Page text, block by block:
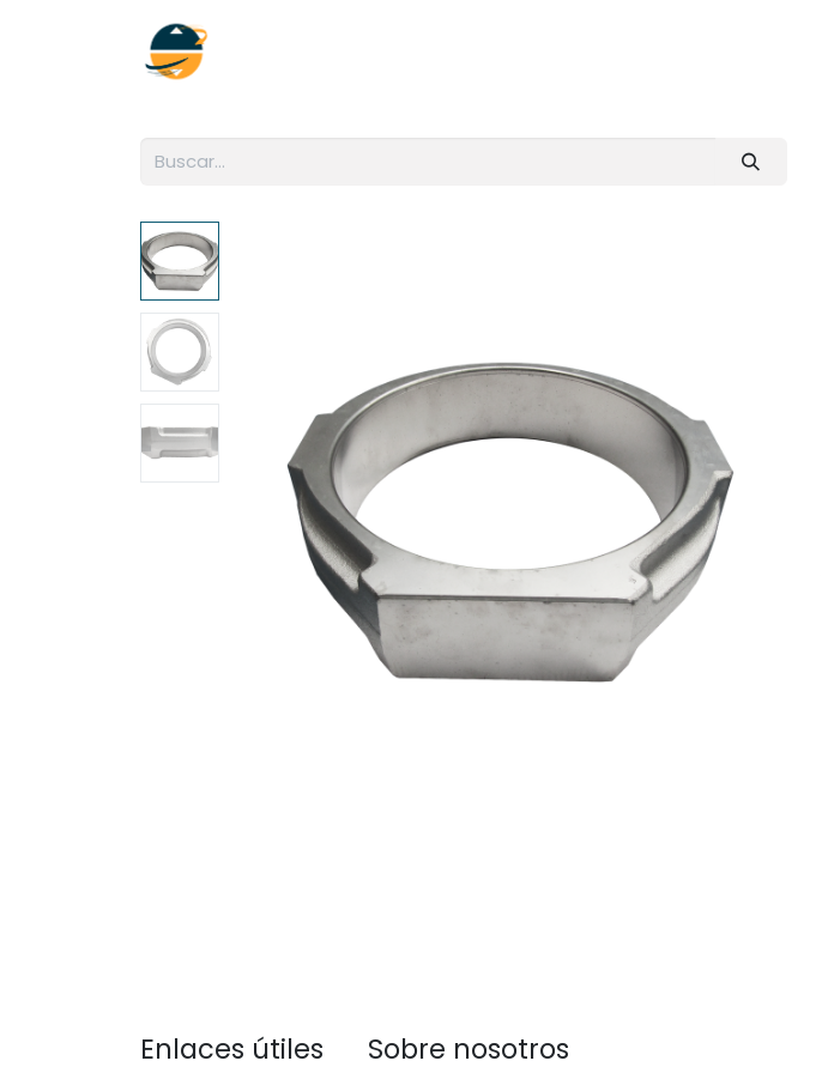
Enlaces útiles Sobre nosotros